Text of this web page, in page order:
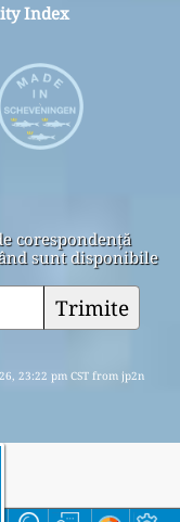
Index
corespondență
sunt disponibile
Trimite
23:22 pm CST from jp2n